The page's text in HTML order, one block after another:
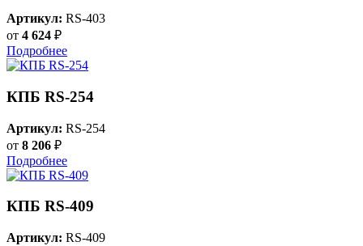
Артикул: RS-403
от 4 624 ₽
Подробнее
КПБ RS-254
Артикул: RS-254
от 8 206 ₽
Подробнее
КПБ RS-409
Артикул: RS-409